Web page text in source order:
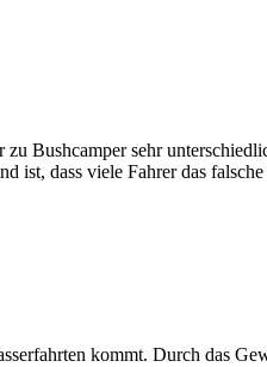
Bushcamper sehr
ist, dass viele Fahrer das
kommt. Durch das